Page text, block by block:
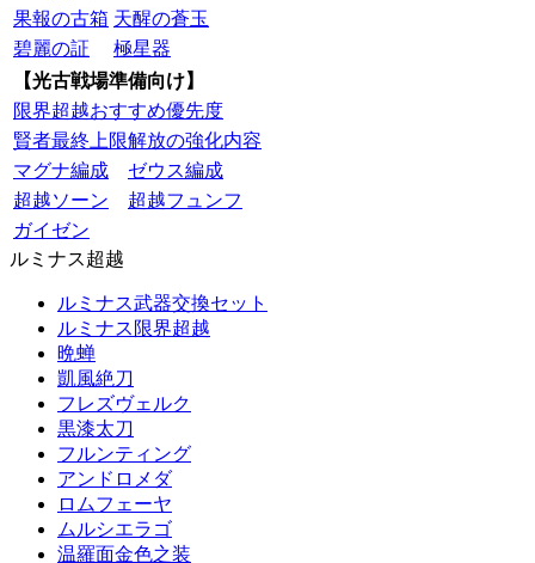
果報の古箱 天醒の蒼玉
碧麗の証
極星器
【光古戦場準備向け】
限界超越おすすめ優先度
賢者最終上限解放の強化内容
マグナ編成
ゼウス編成
超越ソーン
超越フュンフ
ガイゼン
ルミナス超越
ルミナス武器交換セット
ルミナス限界超越
晩蝉
凱風絶刀
フレズヴェルク
黒漆太刀
フルンティング
アンドロメダ
ロムフェーヤ
ムルシエラゴ
温羅面金色之装